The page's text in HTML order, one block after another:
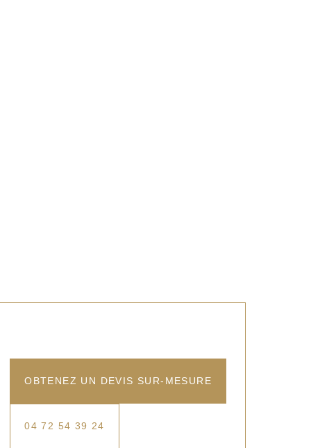
OBTENEZ UN DEVIS SUR-MESURE
04 72 54 39 24